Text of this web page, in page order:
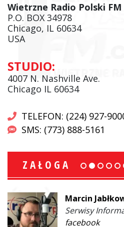
Wietrzne Radio Polski FM
P.O. BOX 34978
Chicago, IL 60634
USA
STUDIO:
4007 N. Nashville Ave.
Chicago IL 60634
TELEFON: (224) 927-
SMS: (773) 888-5161
ZAŁOGA
Marcin
Serwisy
facebook